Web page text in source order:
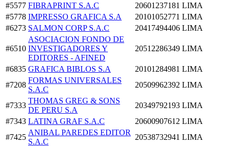
#5577 FIBRAPRINT S.A.C 20601237181 LIMA
#5778 IMPRESSO GRAFICA S.A 20101052771 LIMA
#6273 SALMON CORP S.A.C 20417494406 LIMA
#6510
ASOCIACION FONDO DE
INVESTIGADORES Y
EDITORES - AFINED
20512286349 LIMA
#6835 GRAFICA BIBLOS S.A 20101284981 LIMA
#7208
FORMAS UNIVERSALES
S.A.C
20509962392 LIMA
#7333
THOMAS GREG & SONS
DE PERU S.A
20349792193 LIMA
#7343 LATINA GRAF S.A.C 20600907612 LIMA
#7425
ANIBAL PAREDES EDITOR
S.A.C
20538732941 LIMA